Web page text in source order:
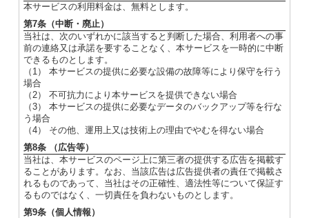
本サービスの利用料金は、無料とします。
第7条（中断・廃止）
当社は、次のいずれかに該当すると判断した場合、利用者への事
前の連絡又は承諾を要することなく、本サービスを一時的に中断
できるものとします。
（1） 本サービスの提供に必要な設備の故障等により保守を行う
場合
（2） 不可抗力により本サービスを提供できない場合
（3） 本サービスの提供に必要なデータのバックアップ等を行な
う場合
（4） その他、運用上又は技術上の理由でやむを得ない場合
第8条 （広告等）
当社は、本サービスのページ上に第三者の提供する広告を掲載す
ることがあります。なお、当該広告は広告提供者の責任で掲載さ
れるものであって、当社はその正確性、適法性等について保証す
るものではなく、一切責任を負わないものとします。
第9条（個人情報）